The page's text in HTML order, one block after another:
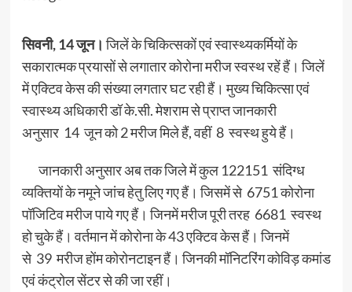
सिवनी, 14 जून। जिलें के चिकित्सकों एवं स्वास्थ्यकर्मियों के
सकारात्मक प्रयासों से लगातार कोरोना मरीज स्वस्थ रहें हैं। जिलें
में एक्टिव केस की संख्या लगतार घट रही हैं। मुख्य चिकित्सा एवं
स्वास्थ्य अधिकारी डॉ के.सी. मेशराम से प्राप्त जानकारी
अनुसार 14 जून को 2 मरीज मिले हैं, वहीं 8 स्वस्थ हुये हैं।
जानकारी अनुसार अब तक जिले में कुल 122151 संदिग्ध
व्यक्तियों के नमूने जांच हेतु लिए गए हैं। जिसमें से 6751 कोरोना
पॉजिटिव मरीज पाये गए हैं। जिनमें मरीज पूरी तरह 6681 स्वस्थ
हो चुके हैं। वर्तमान में कोरोना के 43 एक्टिव केस हैं। जिनमें
से 39 मरीज होंम कोरोनटाइन हैं। जिनकी मॉनिटरिंग कोविड़ कमांड
एवं कंट्रोल सेंटर से की जा रहीं।